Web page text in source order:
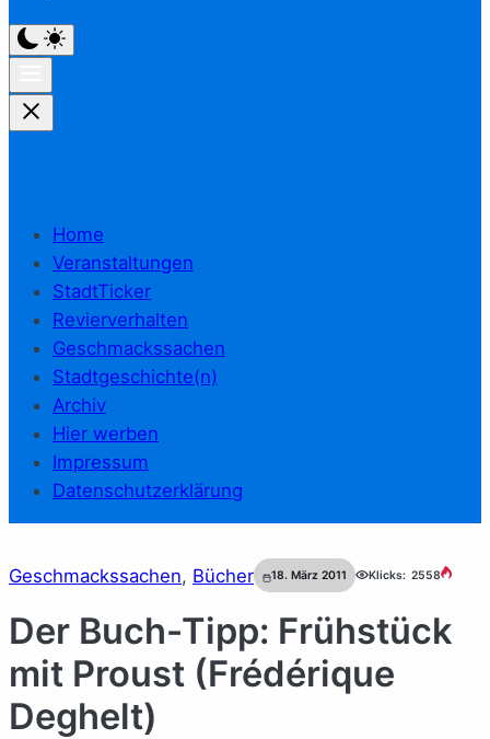
Home
Veranstaltungen
StadtTicker
Revierverhalten
Geschmackssachen
Stadtgeschichte(n)
Archiv
Hier werben
Impressum
Datenschutzerklärung
Geschmackssachen, Bücher 18. März 2011 Klicks: 2558
Der Buch-Tipp: Frühstück
mit Proust (Frédérique
Deghelt)